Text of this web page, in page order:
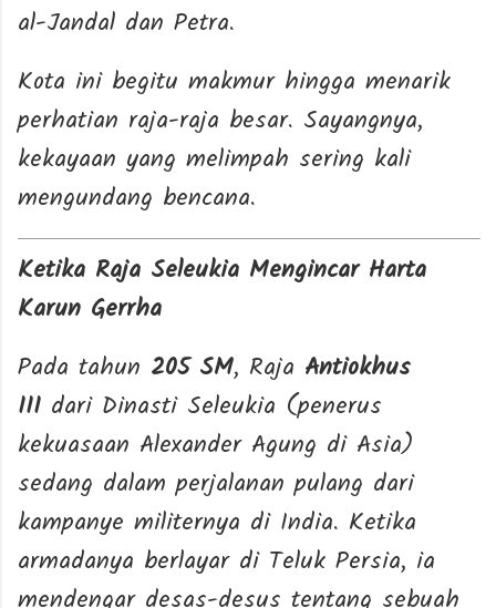
al-Jandal dan Petra.
Kota ini begitu makmur hingga menarik
perhatian raja-raja besar. Sayangnya,
kekayaan yang melimpah sering kali
mengundang bencana.
Ketika Raja Seleukia Mengincar Harta
Karun Gerrha
Pada tahun 205 SM, Raja Antiokhus
III dari Dinasti Seleukia (penerus
kekuasaan Alexander Agung di Asia)
sedang dalam perjalanan pulang dari
kampanye militernya di India. Ketika
armadanya berlayar di Teluk Persia, ia